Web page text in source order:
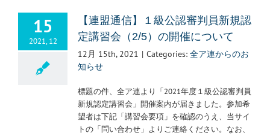
15
2021, 12
【連盟通信】１級公認審判員新規認
定講習会（2/5）の開催について
12月 15th, 2021 | Categories: 全ア連からのお
知らせ
標題の件、全ア連より「2021年度１級公認審判員
新規認定講習会」開催案内が届きました。参加希
望者は下記「講習会要項」を確認のうえ、当サイ
トの「問い合わせ」よりご連絡ください。なお、